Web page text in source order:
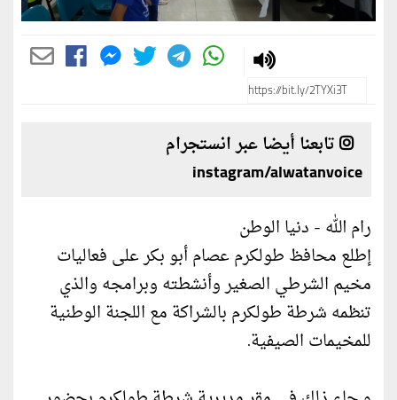
تابعنا أيضا عبر انستجرام
instagram/alwatanvoice
رام الله - دنيا الوطن
إطلع محافظ طولكرم عصام أبو بكر على فعاليات
مخيم الشرطي الصغير وأنشطته وبرامجه والذي
تنظمه شرطة طولكرم بالشراكة مع اللجنة الوطنية
للمخيمات الصيفية.